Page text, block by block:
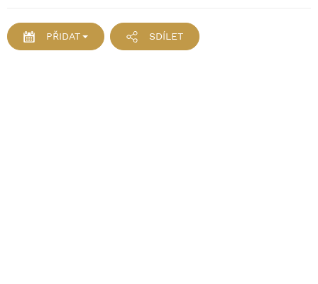
PŘIDAT SDÍLET